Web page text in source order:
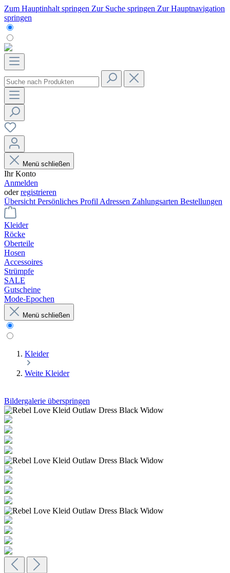
Zum Hauptinhalt springen Zur Suche springen Zur Hauptnavigation
springen
Menü schließen
Ihr Konto
Anmelden
oderregistrieren
Übersicht Persönliches Profil Adressen Zahlungsarten Bestellungen
Kleider
Röcke
Oberteile
Hosen
Accessoires
Strümpfe
SALE
Gutscheine
Mode-Epochen
Menü schließen
Kleider
Weite Kleider
Bildergalerie überspringen